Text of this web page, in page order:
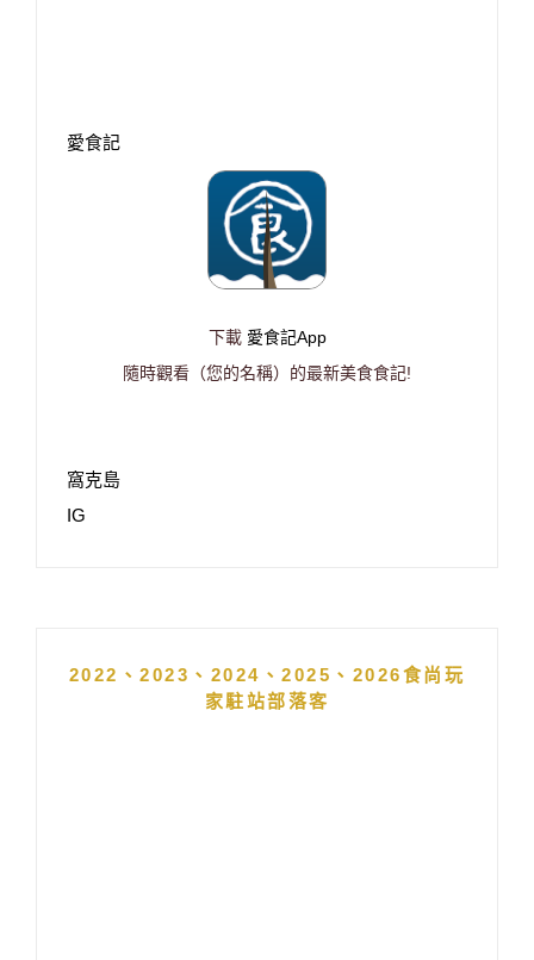
愛食記
下載 愛食記App
隨時觀看（您的名稱）的最新美食食記!
窩克島
IG
2022、2023、2024、2025、2026食尚玩
家駐站部落客